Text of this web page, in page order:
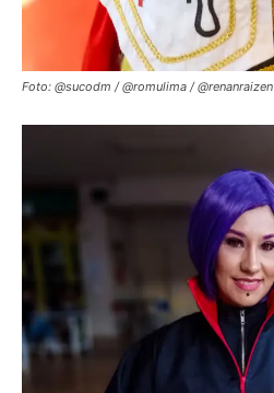
Foto: @sucodm / @romulima / @renanraizen